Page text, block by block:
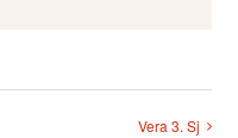
Vera 3. Sj